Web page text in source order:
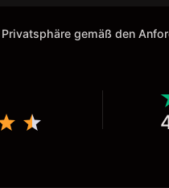
gemäß den